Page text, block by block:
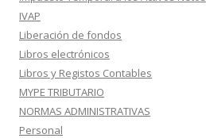
IVAP
Liberación de fondos
Libros electrónicos
Libros y Registos Contables
MYPE TRIBUTARIO
NORMAS ADMINISTRATIVAS
Personal